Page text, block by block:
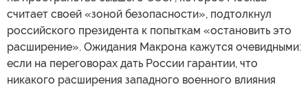
считает своей «зоной безопасности», подтолкнул
российского президента к попыткам «остановить это
расширение». Ожидания Макрона кажутся очевидными:
если на переговорах дать России гарантии, что
никакого расширения западного военного влияния